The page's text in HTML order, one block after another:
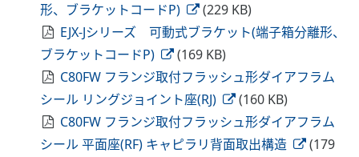
形、ブラケットコードP)
(229 KB)
EJX-Jシリーズ 可動式ブラケット(端子箱分離形、
ブラケットコードP)
(169 KB)
C80FW フランジ取付フラッシュ形ダイアフラム
シール リングジョイント座(RJ)
(160 KB)
C80FW フランジ取付フラッシュ形ダイアフラム
シール 平面座(RF) キャピラリ背面取出構造
(179